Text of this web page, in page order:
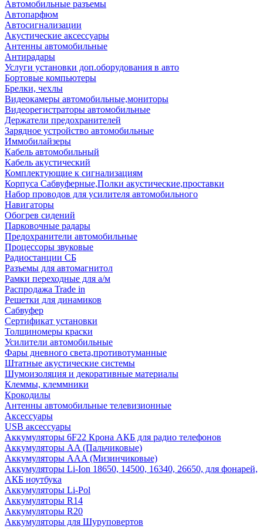
Автомобильные разъемы
Автопарфюм
Автосигнализации
Акустические аксессуары
Антенны автомобильные
Антирадары
Услуги установки доп.оборудования в авто
Бортовые компьютеры
Брелки, чехлы
Видеокамеры автомобильные,мониторы
Видеорегистраторы автомобильные
Держатели предохранителей
Зарядное устройство автомобильные
Иммобилайзеры
Кабель автомобильный
Кабель акустический
Комплектующие к сигнализациям
Корпуса Сабвуферные,Полки акустические,проставки
Набор проводов для усилителя автомобильного
Навигаторы
Обогрев сидений
Парковочные радары
Предохранители автомобильные
Процессоры звуковые
Радиостанции СБ
Разъемы для автомагнитол
Рамки переходные для а/м
Распродажа Trade in
Решетки для динамиков
Сабвуфер
Сертификат установки
Толщиномеры краски
Усилители автомобильные
Фары дневного света,противотуманные
Штатные акустические системы
Шумоизоляция и декоративные материалы
Клеммы, клеммники
Крокодилы
Антенны автомобильные телевизионные
Аксессуары
USB аксессуары
Аккумуляторы 6F22 Крона АКБ для радио телефонов
Аккумуляторы AA (Пальчиковые)
Аккумуляторы AAA (Мизинчиковые)
Аккумуляторы Li-Ion 18650, 14500, 16340, 26650, для фонарей,
АКБ ноутбука
Аккумуляторы Li-Pol
Аккумуляторы R14
Аккумуляторы R20
Аккумуляторы для Шуруповертов